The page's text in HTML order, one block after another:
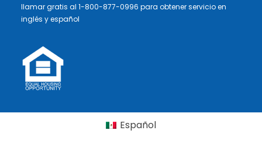
llamar gratis al 1-800-877-0996 para obtener servicio en
inglés y español
Español